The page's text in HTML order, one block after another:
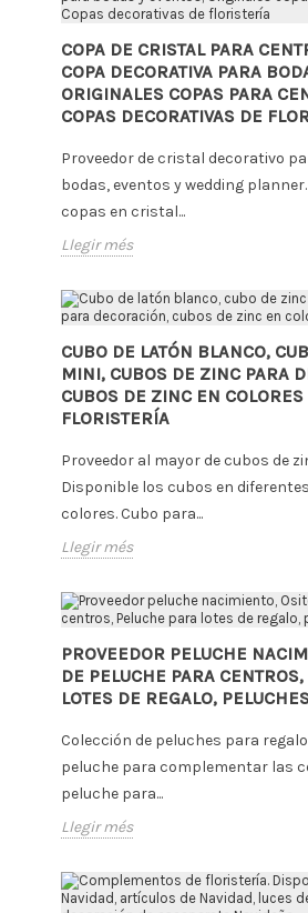
COPA DE CRISTAL PARA
COPA DECORATIVA PARA
ORIGINALES COPAS PARA
COPAS DECORATIVAS DE
Proveedor de cristal decorativo
bodas, eventos y wedding
copas en cristal...
Llegir més
CUBO DE LATÓN BLANCO,
MINI, CUBOS DE ZINC PARA
CUBOS DE ZINC EN COLORES
FLORISTERÍA
Proveedor al mayor de cubos de
Disponible los cubos en
colores. Cubo para...
Llegir més
PROVEEDOR PELUCHE
DE PELUCHE PARA
LOTES DE REGALO,
Colección de peluches para
peluche para complementar las
peluche para...
Llegir més